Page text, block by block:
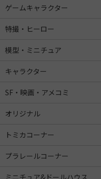
ゲームキャラクター
特撮・ヒーロー
模型・ミニチュア
キャラクター
SF・映画・アメコミ
オリジナル
トミカコーナー
プラレールコーナー
ミニチュア&ドールハウス